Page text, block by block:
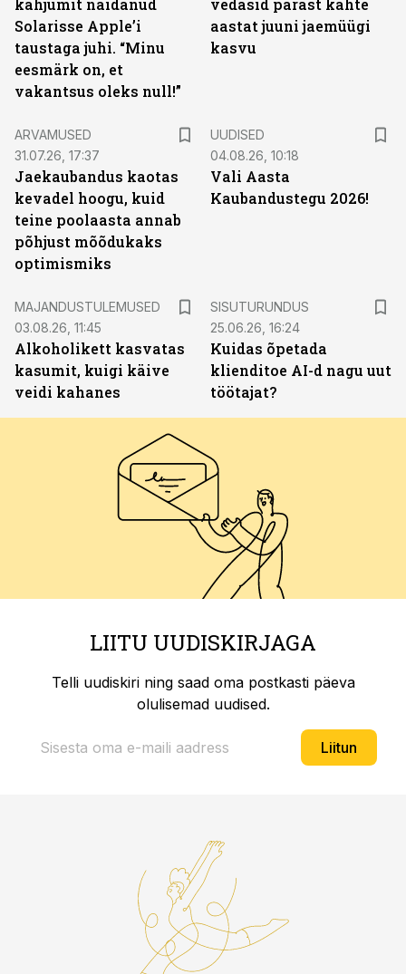
kahjumit näidanud
Solarisse Apple’i
taustaga juhi. “Minu
eesmärk on, et
vakantsus oleks null!”
vedasid pärast kahte
aastat juuni jaemüügi
kasvu
ARVAMUSED
31.07.26, 17:37
Jaekaubandus kaotas
kevadel hoogu, kuid
teine poolaasta annab
põhjust mõõdukaks
optimismiks
UUDISED
04.08.26, 10:18
Vali Aasta
Kaubandustegu 2026!
MAJANDUSTULEMUSED
03.08.26, 11:45
Alkoholikett kasvatas
kasumit, kuigi käive
veidi kahanes
SISUTURUNDUS
25.06.26, 16:24
Kuidas õpetada
klienditoe AI-d nagu uut
töötajat?
LIITU UUDISKIRJAGA
Telli uudiskiri ning saad oma postkasti päeva
olulisemad uudised.
Liitun